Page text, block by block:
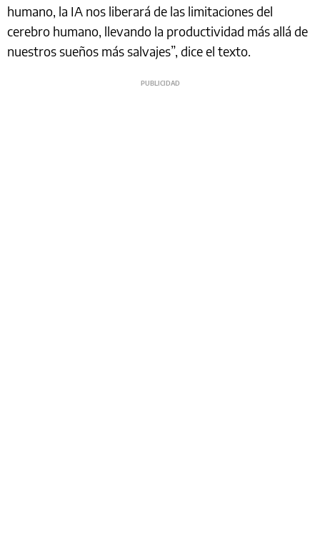
humano, la IA nos liberará de las limitaciones del
cerebro humano, llevando la productividad más allá de
nuestros sueños más salvajes”, dice el texto.